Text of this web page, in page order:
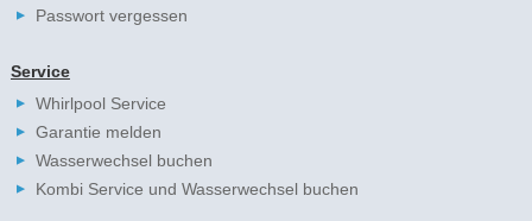
Passwort vergessen
Service
Whirlpool Service
Garantie melden
Wasserwechsel buchen
Kombi Service und Wasserwechsel buchen